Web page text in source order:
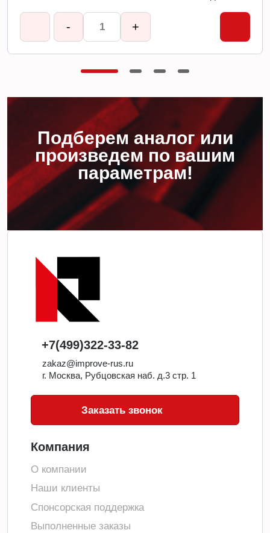
- +
Подберем аналог или
произведем по вашим
параметрам!
+7(499)322-33-82
zakaz@improve-rus.ru
г. Москва, Рубцовская наб. д.3 стр. 1
Заказать звонок
Компания
О компании
Наши клиенты
Спонсорская поддержка
Выполненные заказы